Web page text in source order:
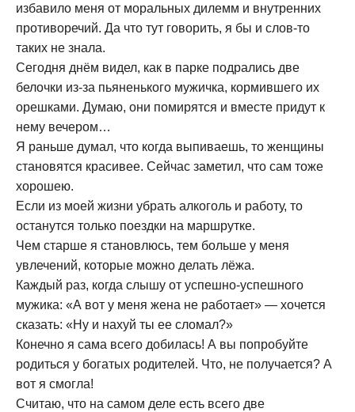
избавило меня от моральных дилемм и внутренних
противоречий. Да что тут говорить, я бы и слов-то
таких не знала.
Сегодня днём видел, как в парке подрались две
белочки из-за пьяненького мужичка, кормившего их
орешками. Думаю, они помирятся и вместе придут к
нему вечером…
Я раньше думал, что когда выпиваешь, то женщины
становятся красивее. Сейчас заметил, что сам тоже
хорошею.
Если из моей жизни убрать алкоголь и работу, то
останутся только поездки на маршрутке.
Чем старше я становлюсь, тем больше у меня
увлечений, которые можно делать лёжа.
Каждый раз, когда слышу от успешно-успешного
мужика: «А вот у меня жена не работает» — хочется
сказать: «Ну и нахуй ты ее сломал?»
Конечно я сама всего добилась! А вы попробуйте
родиться у богатых родителей. Что, не получается? А
вот я смогла!
Считаю, что на самом деле есть всего две